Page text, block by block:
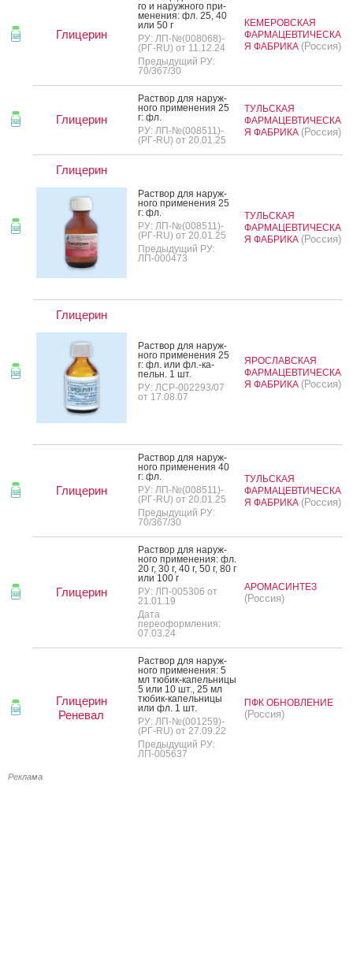
Глицерин
го и на­руж­но­го при­
мене­ния: фл. 25, 40
или 50 г
РУ: ЛП-№(008068)-
(РГ-RU) от 11.12.24
Предыдущий РУ:
70/367/30
КЕМЕРОВСКАЯ
ФАРМАЦЕВТИЧЕСКА
Я ФАБРИКА (Россия)
Глицерин
Рас­твор для на­руж­
но­го при­мене­ния 25
г: фл.
РУ: ЛП-№(008511)-
(РГ-RU) от 20.01.25
ТУЛЬСКАЯ
ФАРМАЦЕВТИЧЕСКА
Я ФАБРИКА (Россия)
Глицерин
Рас­твор для на­руж­
но­го при­мене­ния 25
г: фл.
РУ: ЛП-№(008511)-
(РГ-RU) от 20.01.25
Предыдущий РУ:
ЛП-000473
ТУЛЬСКАЯ
ФАРМАЦЕВТИЧЕСКА
Я ФАБРИКА (Россия)
Глицерин
Рас­твор для на­руж­
но­го при­мене­ния 25
г: фл. или фл.-ка­
пельн. 1 шт.
РУ: ЛСР-002293/07
от 17.08.07
ЯРОСЛАВСКАЯ
ФАРМАЦЕВТИЧЕСКА
Я ФАБРИКА (Россия)
Глицерин
Рас­твор для на­руж­
но­го при­мене­ния 40
г: фл.
РУ: ЛП-№(008511)-
(РГ-RU) от 20.01.25
Предыдущий РУ:
70/367/30
ТУЛЬСКАЯ
ФАРМАЦЕВТИЧЕСКА
Я ФАБРИКА (Россия)
Глицерин
Рас­твор для на­руж­
но­го при­мене­ния: фл.
20 г, 30 г, 40 г, 50 г, 80 г
или 100 г
РУ: ЛП-005306 от
21.01.19
Дата
переоформления:
07.03.24
АРОМАСИНТЕЗ
(Россия)
Глицерин
Реневал
Рас­твор для на­руж­
но­го при­мене­ния: 5
мл тю­бик-ка­пель­ни­цы
5 или 10 шт., 25 мл
тю­бик-ка­пель­ни­цы
или фл. 1 шт.
РУ: ЛП-№(001259)-
(РГ-RU) от 27.09.22
Предыдущий РУ:
ЛП-005637
ПФК ОБНОВЛЕНИЕ
(Россия)
Реклама